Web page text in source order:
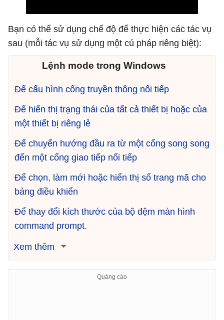
Bạn có thể sử dụng chế độ để thực hiện các tác vụ
sau (mỗi tác vụ sử dụng một cú pháp riêng biệt):
Lệnh mode trong Windows
Để cấu hình cổng truyền thông nối tiếp
Để hiển thị trạng thái của tất cả thiết bị hoặc của
một thiết bị riêng lẻ
Để chuyển hướng đầu ra từ một cổng song song
đến một cổng giao tiếp nối tiếp
Để chọn, làm mới hoặc hiển thị số trang mã cho
bảng điều khiển
Để thay đổi kích thước của bộ đệm màn hình
command prompt.
Xem thêm